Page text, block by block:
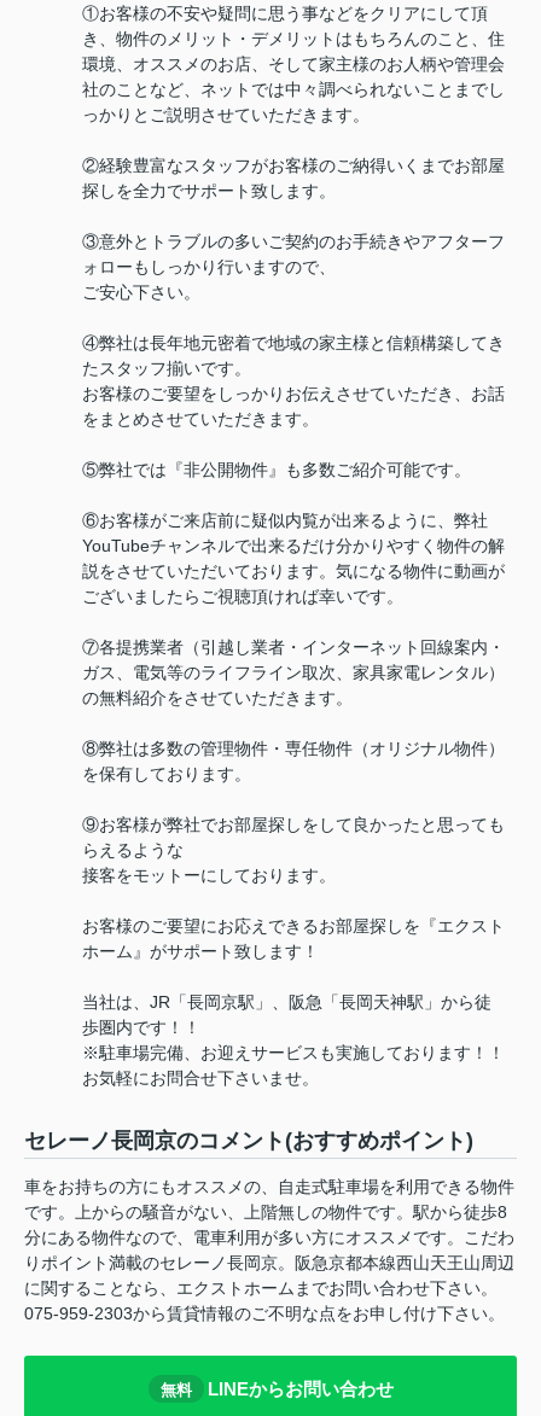
①お客様の不安や疑問に思う事などをクリアにして頂
き、物件のメリット・デメリットはもちろんのこと、住
環境、オススメのお店、そして家主様のお人柄や管理会
社のことなど、ネットでは中々調べられないことまでし
っかりとご説明させていただきます。
②経験豊富なスタッフがお客様のご納得いくまでお部屋
探しを全力でサポート致します。
③意外とトラブルの多いご契約のお手続きやアフターフ
ォローもしっかり行いますので、
ご安心下さい。
④弊社は長年地元密着で地域の家主様と信頼構築してき
たスタッフ揃いです。
お客様のご要望をしっかりお伝えさせていただき、お話
をまとめさせていただきます。
⑤弊社では『非公開物件』も多数ご紹介可能です。
⑥お客様がご来店前に疑似内覧が出来るように、弊社
YouTubeチャンネルで出来るだけ分かりやすく物件の解
説をさせていただいております。気になる物件に動画が
ございましたらご視聴頂ければ幸いです。
⑦各提携業者（引越し業者・インターネット回線案内・
ガス、電気等のライフライン取次、家具家電レンタル）
の無料紹介をさせていただきます。
⑧弊社は多数の管理物件・専任物件（オリジナル物件）
を保有しております。
⑨お客様が弊社でお部屋探しをして良かったと思っても
らえるような
接客をモットーにしております。
お客様のご要望にお応えできるお部屋探しを『エクスト
ホーム』がサポート致します！
当社は、JR「長岡京駅」、阪急「長岡天神駅」から徒
歩圏内です！！
※駐車場完備、お迎えサービスも実施しております！！
お気軽にお問合せ下さいませ。
セレーノ長岡京のコメント(おすすめポイント)
車をお持ちの方にもオススメの、自走式駐車場を利用できる物件
です。上からの騒音がない、上階無しの物件です。駅から徒歩8
分にある物件なので、電車利用が多い方にオススメです。こだわ
りポイント満載のセレーノ長岡京。阪急京都本線西山天王山周辺
に関することなら、エクストホームまでお問い合わせ下さい。
075-959-2303から賃貸情報のご不明な点をお申し付け下さい。
無料 LINEからお問い合わせ